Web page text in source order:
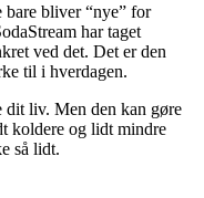
bliver “nye” for
har taget
ved det. Det er den
til i hverdagen.
liv. Men den kan gøre
koldere og lidt mindre
så lidt.